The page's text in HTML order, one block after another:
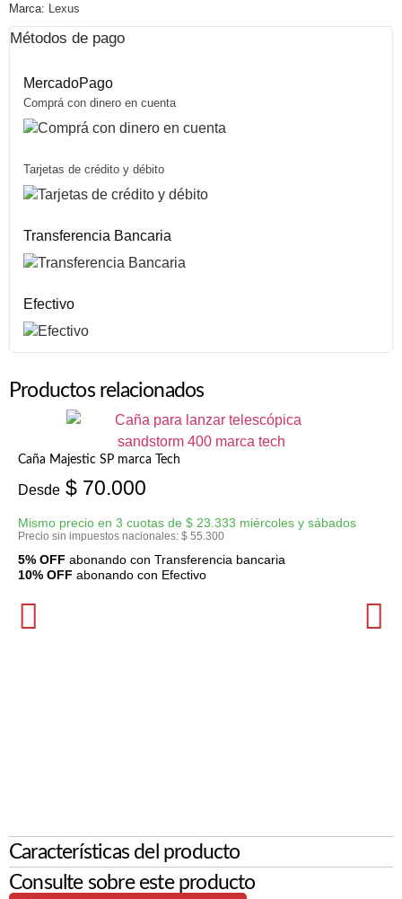
Marca: Lexus
Métodos de pago
MercadoPago
Comprá con dinero en cuenta
Tarjetas de crédito y débito
Transferencia Bancaria
Efectivo
Productos relacionados
Caña Majestic SP marca Tech
Desde $ 70.000
Mismo precio en 3 cuotas de $ 23.333 miércoles y sábados
Precio sin impuestos nacionales: $ 55.300
5% OFF abonando con Transferencia bancaria
10% OFF abonando con Efectivo
Características del producto
Consulte sobre este producto